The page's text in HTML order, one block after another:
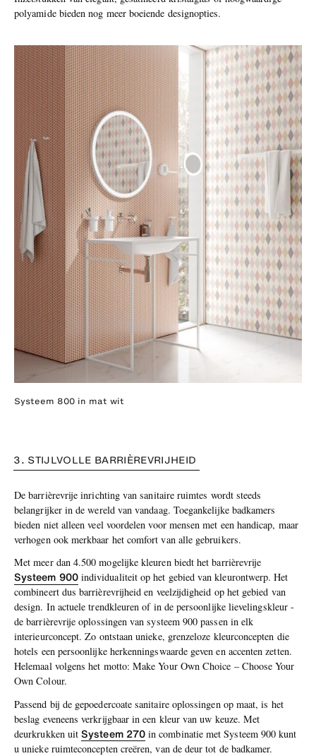
polyamide bieden nog meer boeiende designopties.
Systeem 800 in mat wit
3. STIJLVOLLE BARRIÈREVRIJHEID
De barrièrevrije inrichting van sanitaire ruimtes wordt steeds
belangrijker in de wereld van vandaag. Toegankelijke badkamers
bieden niet alleen veel voordelen voor mensen met een handicap, maar
verhogen ook merkbaar het comfort van alle gebruikers.
Met meer dan 4.500 mogelijke kleuren biedt het barrièrevrije
Systeem 900individualiteit op het gebied van kleurontwerp. Het
combineert dus barrièrevrijheid en veelzijdigheid op het gebied van
design. In actuele trendkleuren of in de persoonlijke lievelingskleur -
de barrièrevrije oplossingen van systeem 900 passen in elk
interieurconcept. Zo ontstaan unieke, grenzeloze kleurconcepten die
hotels een persoonlijke herkenningswaarde geven en accenten zetten.
Helemaal volgens het motto: Make Your Own Choice – Choose Your
Own Colour.
Passend bij de gepoedercoate sanitaire oplossingen op maat, is het
beslag eveneens verkrijgbaar in een kleur van uw keuze. Met
deurkrukken uitSysteem 270in combinatie met Systeem 900 kunt
u unieke ruimteconcepten creëren, van de deur tot de badkamer.